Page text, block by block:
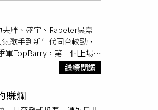
油事件，發現他也是台大
始拖延蓋牌，還想甩鍋栽
下台，這是民主責任政治
歉？要不要下台？鄭麗文
有嬰兒長輩，托嬰托幼、
當回事，簡直無法無天，
宗憲在宜蘭是苦戰，呼籲
親需要，也提出了具體的
人民爭取完成，希望鄉親
本預定7月3日發售。本案
續上診繼續賺錢」，另兩
讓我從小知道人不能傷天
以及「一日一殺」。台北
被告提及要廢止被害人的
。不過北院對於「一日一
涯現役」，「殺」的中、
期許，所以被告並非恐嚇
夫胖、盛宇、Rapeter吳嘉
歌手到新生代同台較勁，
軍TopBarry，第一個上場便
這也可以陪娃娃玩。」連嚴
表示：「跟一個很欣賞的人
，將舞台聚光燈完整留
，最終也以高票勝出。然
繼續閱讀
賺爛